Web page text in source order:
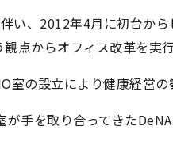
い、2012年4月に初台か
点からオフィス改革を実行
室の設立により健康経営の
が手を取り合ってきた